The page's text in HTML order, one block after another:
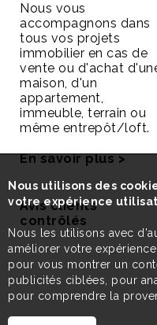
Nous vous
accompagnons dans
tous vos projets
immobilier en cas de
vente ou d'achat
maison, d'un
appartement,
immeuble, terrain ou
même entrepôt/loft.
En savoir plus >
Avis clients
contrôlés
Nous utilisons des
votre expérience
Nous les utilisons avec
améliorer votre
pour vous montrer un
publicités ciblées, pour
pour comprendre la